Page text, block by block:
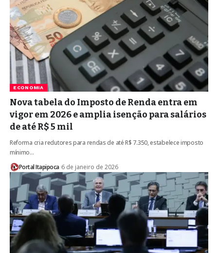
ECONOMIA
Nova tabela do Imposto de Renda entra em
vigor em 2026 e amplia isenção para salários
de até R$ 5 mil
Reforma cria redutores para rendas de até R$ 7.350, estabelece imposto
mínimo…
Portal Itapipoca 6 de janeiro de 2026